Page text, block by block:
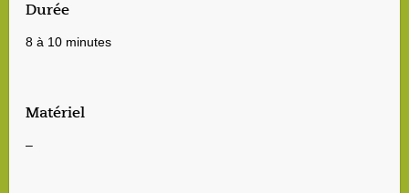
Durée
8 à 10 minutes
Matériel
–